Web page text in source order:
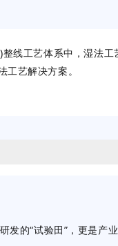
整线工艺体系中，湿法
艺解决方案。
发的“试验田”，更是产